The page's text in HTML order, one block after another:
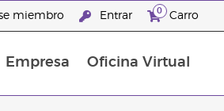
miembro Entrar 0 Carro
Empresa Oficina Virtual